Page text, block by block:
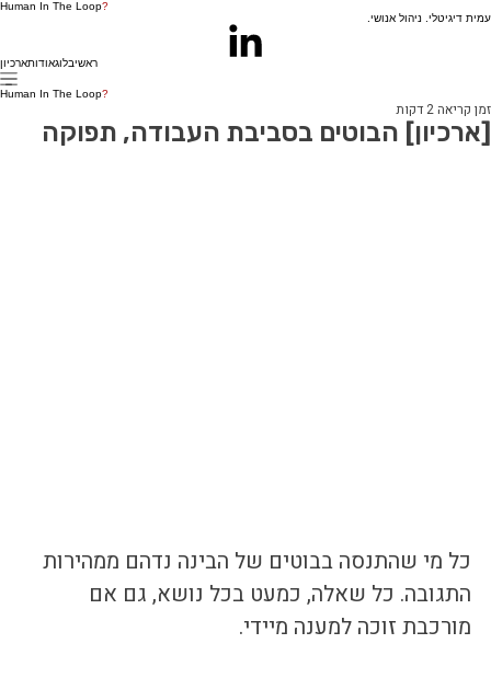
Human In The Loop?
עמית דיגיטלי. ניהול אנושי.
ארכיוןאודותבלוגראשי
Human In The Loop?
[ארכיון] הבוטים בסביבת העבודה, תפוקה
זמן קריאה 2 דקות
כל מי שהתנסה בבוטים של הבינה נדהם ממהירות
התגובה. כל שאלה, כמעט בכל נושא, גם אם
מורכבת זוכה למענה מיידי.